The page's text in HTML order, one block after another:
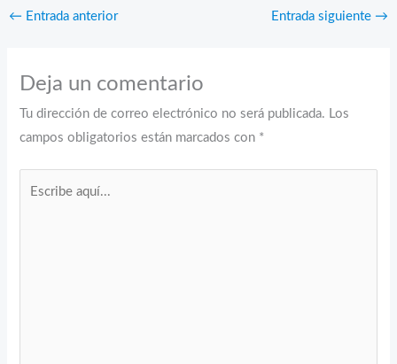
← Entrada anterior Entrada siguiente →
Deja un comentario
Tu dirección de correo electrónico no será publicada. Los
campos obligatorios están marcados con *